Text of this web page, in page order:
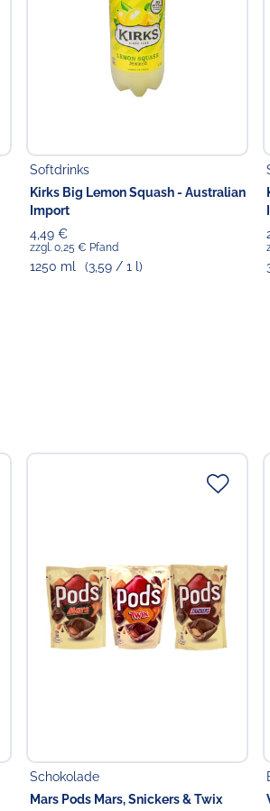
Softdrinks
Kirks Big Lemon Squash - Australian
Import
4,49 €
zzgl. 0,25 € Pfand
1250 ml (3,59 / 1 l)
Schokolade
Mars Pods Mars, Snickers & Twix